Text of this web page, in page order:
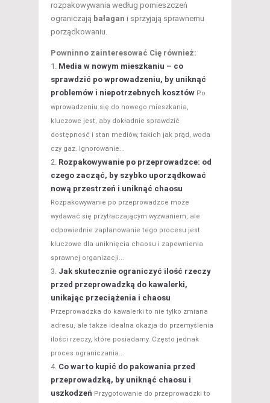
rozpakowywania według pomieszczeń
ograniczają bałagan i sprzyjają sprawnemu
porządkowaniu.
Powninno zainteresować Cię również:
Media w nowym mieszkaniu – co
sprawdzić po wprowadzeniu, by uniknąć
problemów i niepotrzebnych kosztów Po
wprowadzeniu się do nowego mieszkania,
kluczowe jest, aby dokładnie sprawdzić
dostępność i stan mediów, takich jak prąd, woda
czy gaz. Ignorowanie...
Rozpakowywanie po przeprowadzce: od
czego zacząć, by szybko uporządkować
nową przestrzeń i uniknąć chaosu
Rozpakowywanie po przeprowadzce może
wydawać się przytłaczającym wyzwaniem, ale
odpowiednie zaplanowanie tego procesu jest
kluczowe dla uniknięcia chaosu i zapewnienia
sprawnej organizacji...
Jak skutecznie ograniczyć ilość rzeczy
przed przeprowadzką do kawalerki,
unikając przeciążenia i chaosu
Przeprowadzka do kawalerki to nie tylko zmiana
adresu, ale także idealna okazja do przemyślenia
ilości rzeczy, które posiadamy. Często jednak
proces ograniczania...
Co warto kupić do pakowania przed
przeprowadzką, by uniknąć chaosu i
uszkodzeń Przygotowanie do przeprowadzki to